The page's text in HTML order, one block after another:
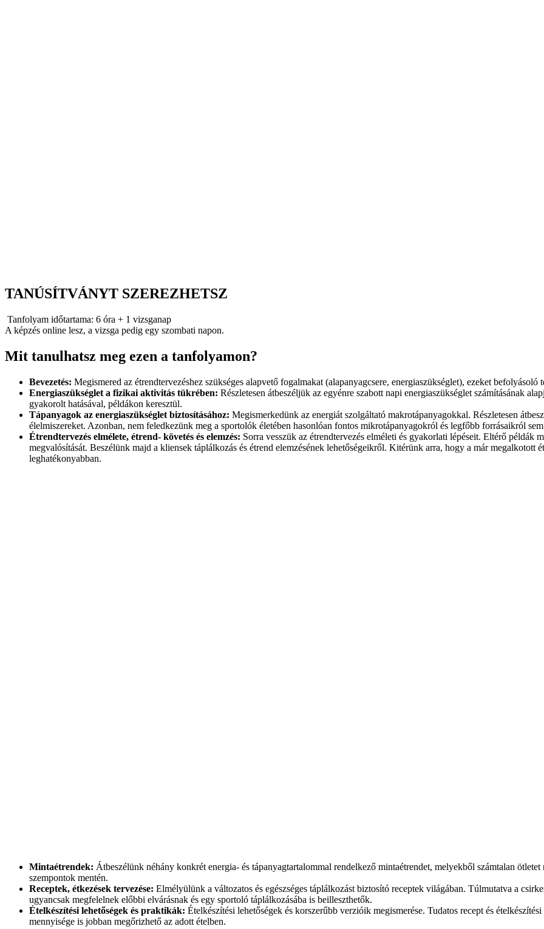
TANÚSÍTVÁNYT SZEREZHETSZ
Tanfolyam időtartama: 6 óra + 1 vizsganap
A képzés online lesz, a vizsga pedig egy szombati napon.
Mit tanulhatsz meg ezen a tanfolyamon?
Bevezetés: Megismered az étrendtervezéshez szükséges alapvető fogalmakat (alapanyagcsere, energiaszükséglet), ezeket
Energiaszükséglet a fizikai aktivitás tükrében: Részletesen átbeszéljük az egyénre szabott napi energiaszükséglet számításának
gyakorolt hatásával, példákon keresztül.
Tápanyagok az energiaszükséglet biztosításához: Megismerkedünk az energiát szolgáltató makrotápanyagokkal. Részletesen
élelmiszereket. Azonban, nem feledkezünk meg a sportolók életében hasonlóan fontos mikrotápanyagokról és legfőbb forrásaikról
Étrendtervezés elmélete, étrend- követés és elemzés: Sorra vesszük az étrendtervezés elméleti és gyakorlati lépéseit. Eltérő példák
megvalósítását. Beszélünk majd a kliensek táplálkozás és étrend elemzésének lehetőségeikről. Kitérünk arra, hogy a már megalkotott
leghatékonyabban.
Mintaétrendek: Átbeszélünk néhány konkrét energia- és tápanyagtartalommal rendelkező mintaétrendet, melyekből számtalan
szempontok mentén.
Receptek, étkezések tervezése: Elmélyülünk a változatos és egészséges táplálkozást biztosító receptek világában. Túlmutatva a
ugyancsak megfelelnek előbbi elvárásnak és egy sportoló táplálkozásába is beilleszthetők.
Ételkészítési lehetőségek és praktikák: Ételkészítési lehetőségek és korszerűbb verzióik megismerése. Tudatos recept és
mennyisége is jobban megőrizhető az adott ételben.